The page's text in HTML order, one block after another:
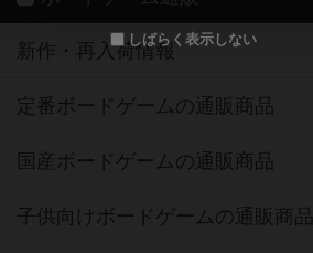
しばらく表示しない
新作・再入荷情報
定番ボードゲームの通販商品
国産ボードゲームの通販商品
子供向けボードゲームの通販商品